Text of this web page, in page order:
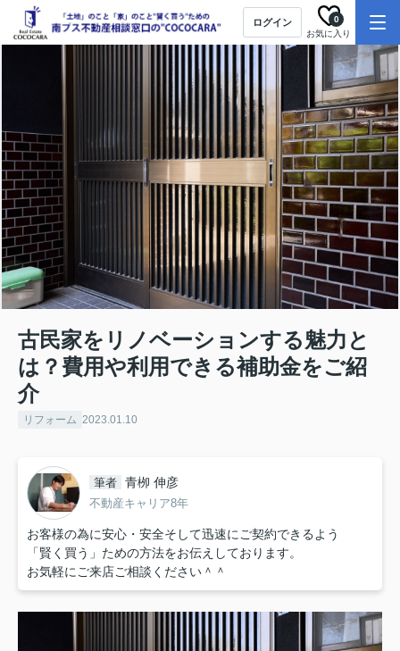
ログイン
お気に入り
0
古民家をリノベーションする魅力と
は？費用や利用できる補助金をご紹
介
リフォーム 2023.01.10
筆者 青栁 伸彦
不動産キャリア8年
お客様の為に安心・安全そして迅速にご契約できるよう
「賢く買う」ための方法をお伝えしております。
お気軽にご来店ご相談ください＾＾